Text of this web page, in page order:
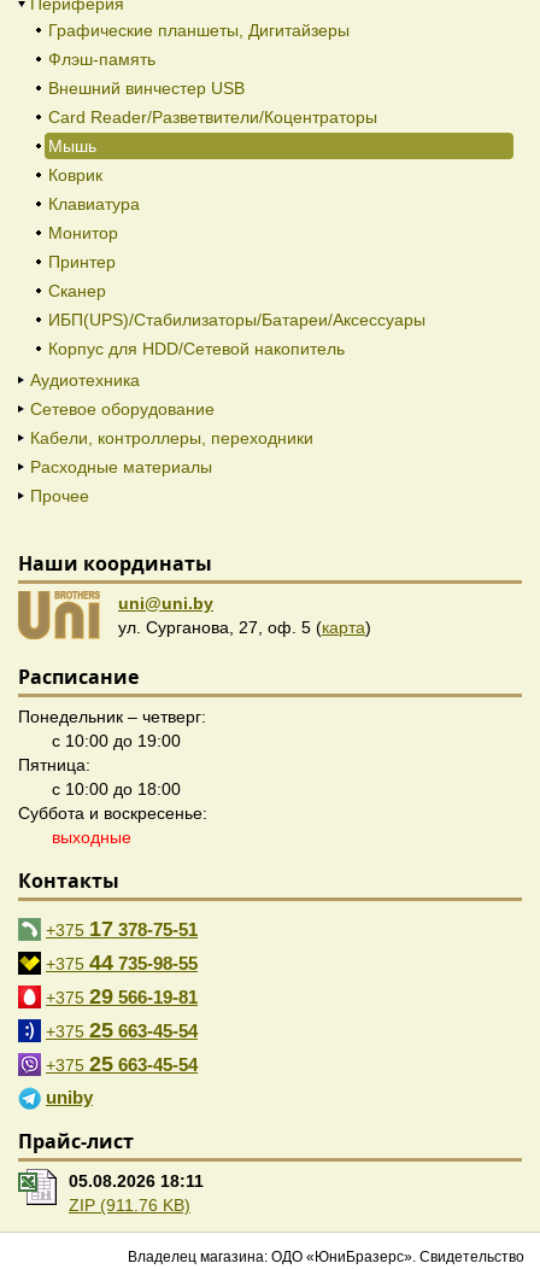
Периферия
Графические планшеты, Дигитайзеры
Флэш-память
Внешний винчестер USB
Card Reader/Разветвители/Коцентраторы
Мышь
Коврик
Клавиатура
Монитор
Принтер
Сканер
ИБП(UPS)/Стабилизаторы/Батареи/Аксессуары
Корпус для HDD/Cетевой накопитель
Аудиотехника
Сетевое оборудование
Кабели, контроллеры, переходники
Расходные материалы
Прочее
Наши координаты
uni@uni.by
ул. Сурганова, 27, оф. 5 (карта)
Расписание
Понедельник – четверг:
с 10:00 до 19:00
Пятница:
с 10:00 до 18:00
Суббота и воскресенье:
выходные
Контакты
+375 17 378-75-51
+375 44 735-98-55
+375 29 566-19-81
+375 25 663-45-54
+375 25 663-45-54
uniby
Прайс-лист
05.08.2026 18:11
ZIP (911.76 KB)
Владелец магазина: ОДО «ЮниБразерс». Свидетельство